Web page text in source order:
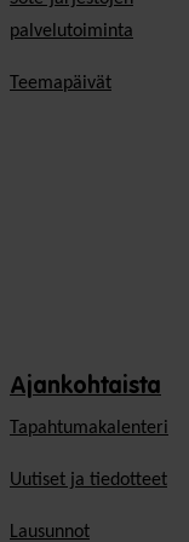
palvelutoiminta
Teemapäivät
Ajankohtaista
Tapahtumakalenteri
Uutiset ja tiedotteet
Lausunnot